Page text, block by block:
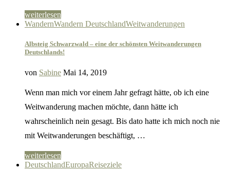
weiterlesen
WandernWandern DeutschlandWeitwanderungen
Albsteig Schwarzwald – eine der schönsten Weitwanderungen
Deutschlands!
von Sabine Mai 14, 2019
Wenn man mich vor einem Jahr gefragt hätte, ob ich eine
Weitwanderung machen möchte, dann hätte ich
wahrscheinlich nein gesagt. Bis dato hatte ich mich noch nie
mit Weitwanderungen beschäftigt, …
weiterlesen
DeutschlandEuropaReiseziele